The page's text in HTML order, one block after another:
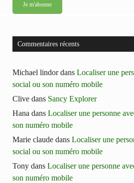
Commentaires récents
Michael lindordans Localiser une
social ou son numéro mobile
Clive dans Sancy Explorer
Hana dans Localiser une personne
son numéro mobile
Marie claude dans Localiser une
social ou son numéro mobile
Tony dans Localiser une personne
son numéro mobile